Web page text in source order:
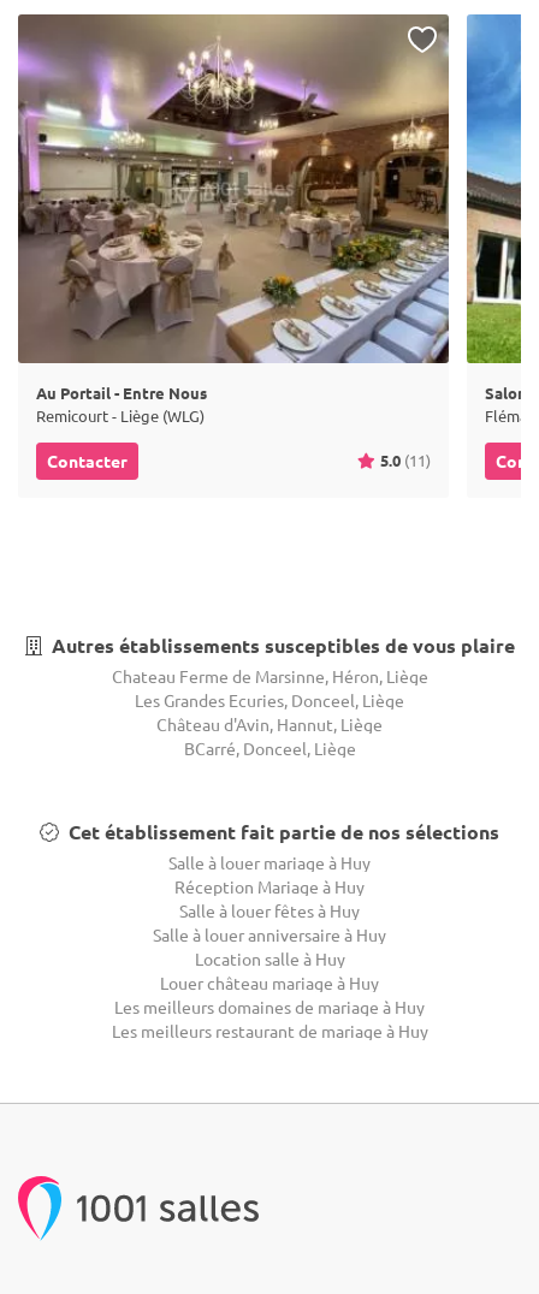
Au Portail - Entre Nous
Remicourt - Liège (WLG)
Contacter 5.0 (11)
Autres établissements susceptibles de vous plaire
Chateau Ferme de Marsinne, Héron, Liège
Les Grandes Ecuries, Donceel, Liège
Château d'Avin, Hannut, Liège
BCarré, Donceel, Liège
Cet établissement fait partie de nos sélections
Salle à louer mariage à Huy
Réception Mariage à Huy
Salle à louer fêtes à Huy
Salle à louer anniversaire à Huy
Location salle à Huy
Louer château mariage à Huy
Les meilleurs domaines de mariage à Huy
Les meilleurs restaurant de mariage à Huy